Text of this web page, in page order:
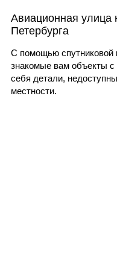
Авиационная улица
Петербурга
С помощью спутниковой
знакомые вам объекты с
себя детали,
местности.